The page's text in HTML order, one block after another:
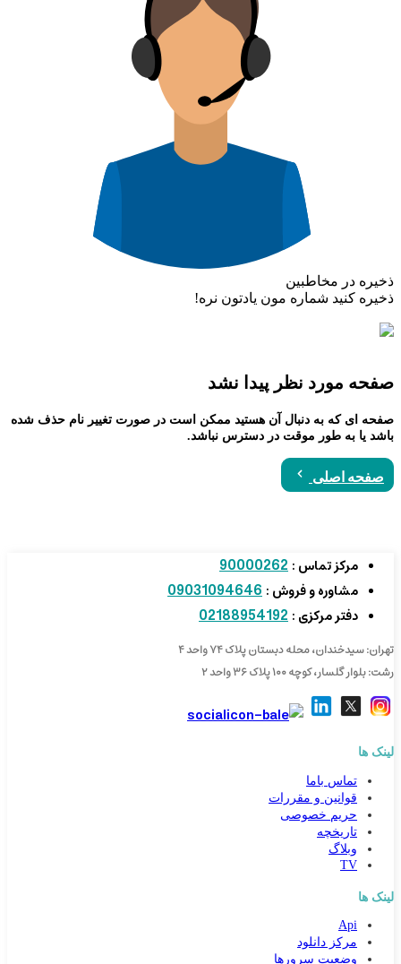
ذخیره در مخاطبین
ذخیره کنید شماره مون یادتون نره!
صفحه مورد نظر پیدا نشد
صفحه ای که به دنبال آن هستید ممکن است در صورت تغییر نام حذف شده
باشد یا به طور موقت در دسترس نباشد.
صفحه اصلی
مرکز تماس : 90000262
مشاوره و فروش : 09031094646
دفتر مرکزی : 02188954192
تهران: سیدخندان، محله دبستان پلاک ۷۴ واحد ۴
رشت: بلوار گلسار، کوچه ۱۰۰ پلاک ۳۶ واحد ۲
لینک ها
تماس باما
قوانین و مقررات
حریم خصوصی
تاریخچه
وبلاگ
TV
لینک ها
Api
مرکز دانلود
وضعیت سرورها